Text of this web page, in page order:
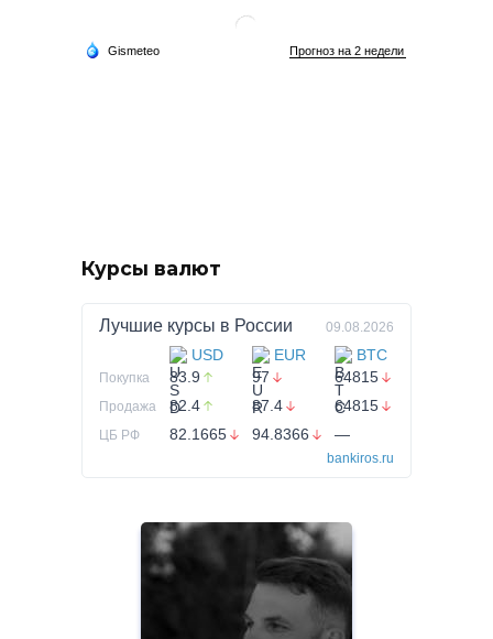
Курсы валют
Лучшие курсы в России 09.08.2026
USD EUR BTC
Покупка 83.9 97 64815
Продажа 82.4 87.4 64815
ЦБ РФ 82.1665 94.8366 —
bankiros.ru